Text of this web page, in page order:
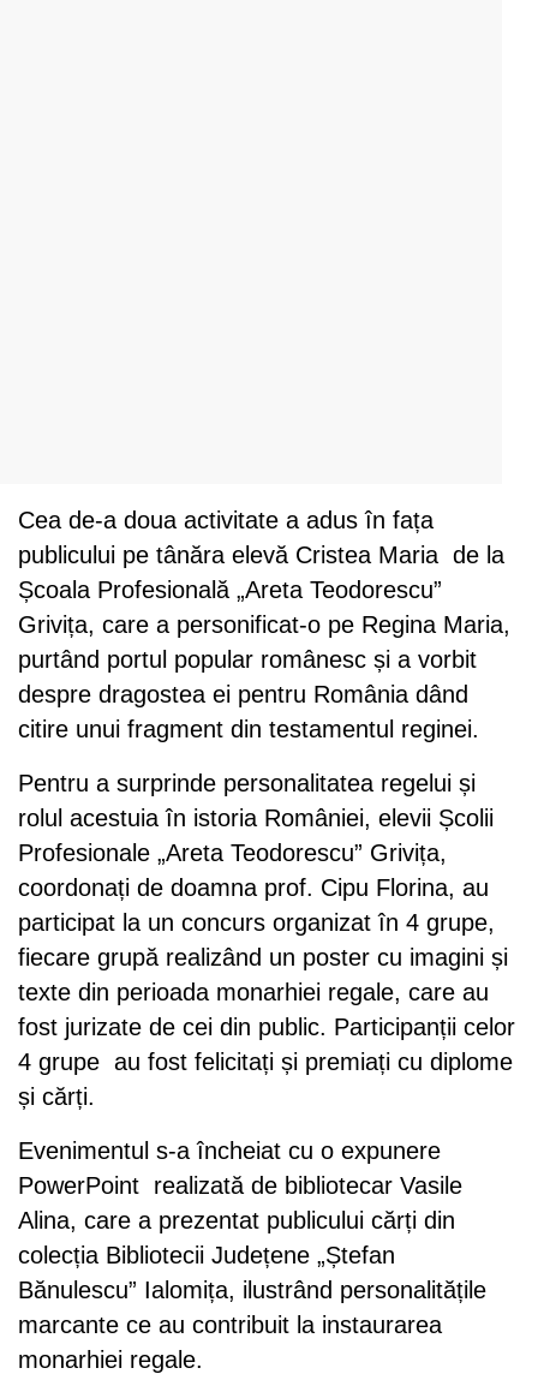
Cea de-a doua activitate a adus în fața
publicului pe tânăra elevă Cristea Maria de la
Școala Profesională „Areta Teodorescu”
Grivița, care a personificat-o pe Regina Maria,
purtând portul popular românesc și a vorbit
despre dragostea ei pentru România dând
citire unui fragment din testamentul reginei.
Pentru a surprinde personalitatea regelui și
rolul acestuia în istoria României, elevii Școlii
Profesionale „Areta Teodorescu” Grivița,
coordonați de doamna prof. Cipu Florina, au
participat la un concurs organizat în 4 grupe,
fiecare grupă realizând un poster cu imagini și
texte din perioada monarhiei regale, care au
fost jurizate de cei din public. Participanții celor
4 grupe au fost felicitați și premiați cu diplome
și cărți.
Evenimentul s-a încheiat cu o expunere
PowerPoint realizată de bibliotecar Vasile
Alina, care a prezentat publicului cărți din
colecția Bibliotecii Județene „Ștefan
Bănulescu” Ialomița, ilustrând personalitățile
marcante ce au contribuit la instaurarea
monarhiei regale.